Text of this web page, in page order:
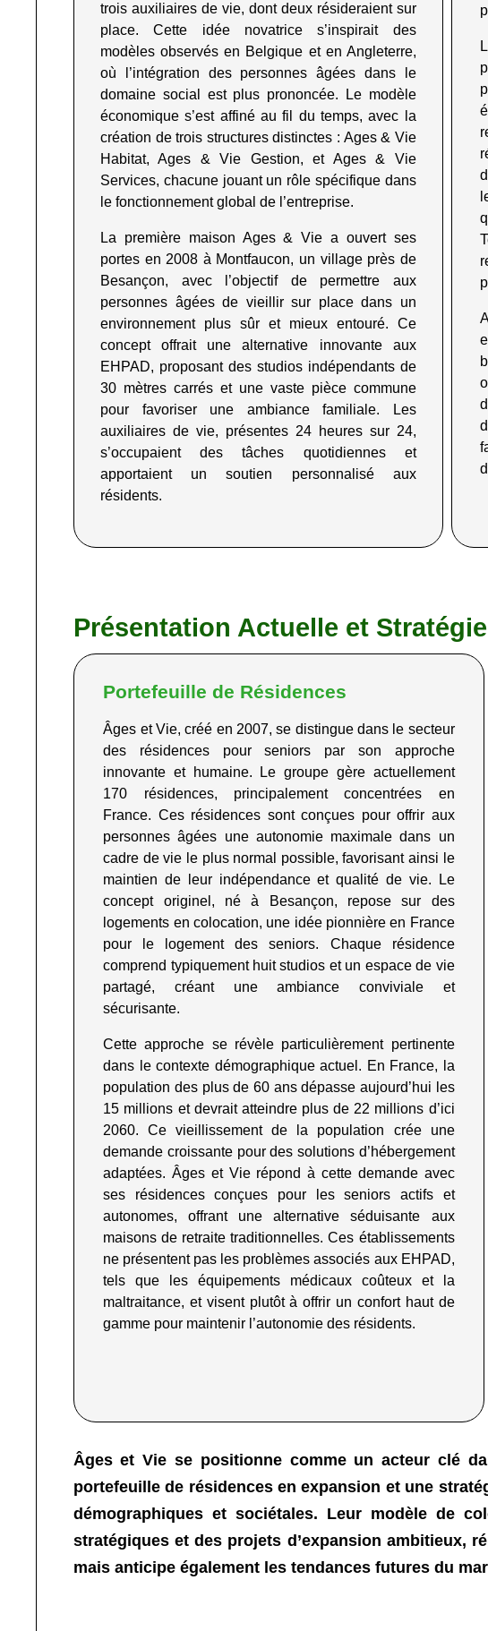
trois auxiliaires de vie, dont deux résideraient sur
place. Cette idée novatrice s’inspirait des
modèles observés en Belgique et en Angleterre,
où l’intégration des personnes âgées dans le
domaine social est plus prononcée. Le modèle
économique s’est affiné au fil du temps, avec la
création de trois structures distinctes : Ages & Vie
Habitat, Ages & Vie Gestion, et Ages & Vie
Services, chacune jouant un rôle spécifique dans
le fonctionnement global de l’entreprise.
La première maison Ages & Vie a ouvert ses
portes en 2008 à Montfaucon, un village près de
Besançon, avec l’objectif de permettre aux
personnes âgées de vieillir sur place dans un
environnement plus sûr et mieux entouré. Ce
concept offrait une alternative innovante aux
EHPAD, proposant des studios indépendants de
30 mètres carrés et une vaste pièce commune
pour favoriser une ambiance familiale. Les
auxiliaires de vie, présentes 24 heures sur 24,
s’occupaient des tâches quotidiennes et
apportaient un soutien personnalisé aux
résidents.
Présentation Actuelle et
Portefeuille de Résidences
Âges et Vie, créé en 2007, se distingue dans le secteur
des résidences pour seniors par son approche
innovante et humaine. Le groupe gère actuellement
170 résidences, principalement concentrées en
France. Ces résidences sont conçues pour offrir aux
personnes âgées une autonomie maximale dans un
cadre de vie le plus normal possible, favorisant ainsi le
maintien de leur indépendance et qualité de vie. Le
concept originel, né à Besançon, repose sur des
logements en colocation, une idée pionnière en France
pour le logement des seniors. Chaque résidence
comprend typiquement huit studios et un espace de vie
partagé, créant une ambiance conviviale et
sécurisante.
Cette approche se révèle particulièrement pertinente
dans le contexte démographique actuel. En France, la
population des plus de 60 ans dépasse aujourd’hui les
15 millions et devrait atteindre plus de 22 millions d’ici
2060. Ce vieillissement de la population crée une
demande croissante pour des solutions d’hébergement
adaptées. Âges et Vie répond à cette demande avec
ses résidences conçues pour les seniors actifs et
autonomes, offrant une alternative séduisante aux
maisons de retraite traditionnelles. Ces établissements
ne présentent pas les problèmes associés aux EHPAD,
tels que les équipements médicaux coûteux et la
maltraitance, et visent plutôt à offrir un confort haut de
gamme pour maintenir l’autonomie des résidents.
Âges et Vie se positionne comme un acteur clé
portefeuille de résidences en expansion et une
démographiques et sociétales. Leur modèle de
stratégiques et des projets d’expansion ambitieux,
mais anticipe également les tendances futures du